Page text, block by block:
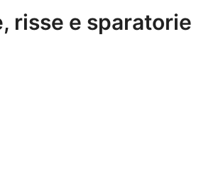
risse e sparatorie